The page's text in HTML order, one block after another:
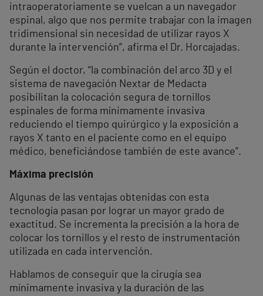
intraoperatoriamente se vuelcan a un navegador
espinal, algo que nos permite trabajar con la imagen
tridimensional sin necesidad de utilizar rayos X
durante la intervención”, afirma el Dr. Horcajadas.
Según el doctor, “la combinación del arco 3D y el
sistema de navegación Nextar de Medacta
posibilitan la colocación segura de tornillos
espinales de forma mínimamente invasiva
reduciendo el tiempo quirúrgico y la exposición a
rayos X tanto en el paciente como en el equipo
médico, beneficiándose también de este avance”.
Máxima precisión
Algunas de las ventajas obtenidas con esta
tecnología pasan por lograr un mayor grado de
exactitud. Se incrementa la precisión a la hora de
colocar los tornillos y el resto de instrumentación
utilizada en cada intervención.
Hablamos de conseguir que la cirugía sea
mínimamente invasiva y la duración de las